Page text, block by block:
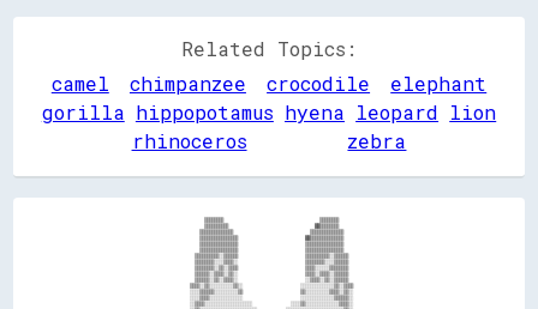
Related Topics:
camel
chimpanzee crocodile
elephant
gorilla hippopotamus hyena leopard lion
rhinoceros
zebra